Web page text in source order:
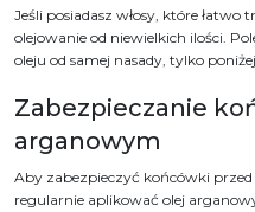
Jeśli posiadasz włosy, które
olejowanie od niewielkich ilości.
oleju od samej nasady, tylko
Zabezpieczanie
arganowym
Aby zabezpieczyć końcówki
regularnie aplikować olej